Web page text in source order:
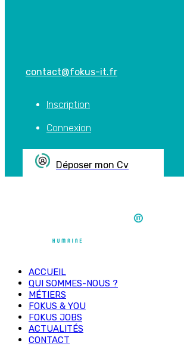
contact@fokus-it.fr
Inscription
Connexion
Déposer mon Cv
ACCUEIL
QUI SOMMES-NOUS ?
MÉTIERS
FOKUS & YOU
FOKUS JOBS
ACTUALITÉS
CONTACT